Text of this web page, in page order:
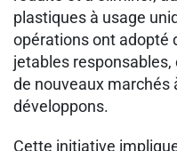
plastiques à usage
opérations ont adopté
jetables
de nouveaux marchés
développons.
Cette initiative